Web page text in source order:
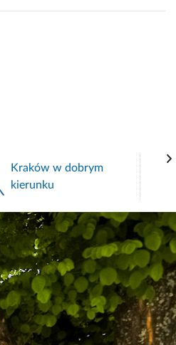
Kraków w dobrym
kierunku